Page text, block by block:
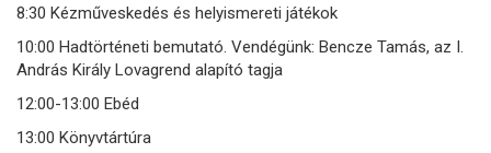
8:30 Kézműveskedés és helyismereti játékok
10:00 Hadtörténeti bemutató. Vendégünk: Bencze Tamás, az I.
András Király Lovagrend alapító tagja
12:00-13:00 Ebéd
13:00 Könyvtártúra